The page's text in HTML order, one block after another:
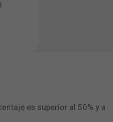
es superior al 50% y a